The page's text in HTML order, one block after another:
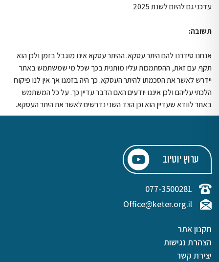
עדכני גם להיום לשנת 2025
תשובה:
אנחנו סידרנו להם היתר עסקא. ההיתר עסקא אינו מוגבל בזמן ולכן הוא
תקף. עם זאת, ההסתמכות עליו מותנית בכך שכל מי שמשתמש באתר
יידרש לאשר את הסכמתו להיתר העסקא. כך היה בזמנו אך אין לנו פיקוח
הלכתי עליהם ולכן איננו יודעים האם הדבר עדיין כך. על כל המשתמש
באתר לוודא שעדיין הוא וכן הצד השני נדרשים לאשר את היתר העסקא.
ערוץ יוטיוב
077-3500281
Office@keter.org.il
תקנון אתר
הצהרת נגישות
יצירת קשר